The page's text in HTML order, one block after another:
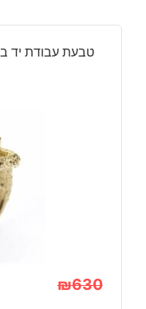
טבעת עבודת יד
₪630